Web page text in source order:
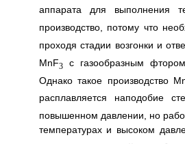
аппарата для выполнения
производство, потому что
проходя стадии возгонки и
MnF3с газообразным
Однако такое производство
расплавляется наподобие
повышенном давлении, но
температурах и высоком